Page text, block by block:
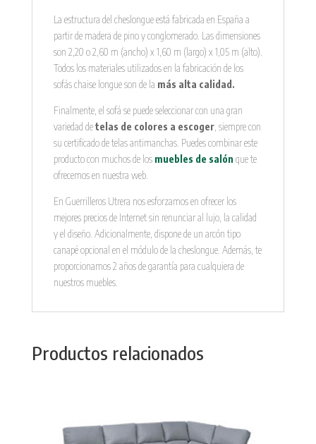
La estructura del cheslongue está fabricada en España a
partir de madera de pino y conglomerado. Las dimensiones
son 2,20 o 2,60 m (ancho) x 1,60 m (largo) x 1,05 m (alto).
Todos los materiales utilizados en la fabricación de los
sofás chaise longue son de la más alta calidad.
Finalmente, el sofá se puede seleccionar con una gran
variedad detelas de colores a escoger, siempre con
su certificado de telas antimanchas. Puedes combinar este
producto con muchos de los muebles de salón que te
ofrecemos en nuestra web.
En Guerrilleros Utrera nos esforzamos en ofrecer los
mejores precios de Internet sin renunciar al lujo, la calidad
y el diseño. Adicionalmente, dispone de un arcón tipo
canapé opcional en el módulo de la cheslongue. Además, te
proporcionamos 2 años de garantía para cualquiera de
nuestros muebles.
Productos relacionados